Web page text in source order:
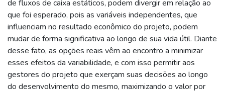
de fluxos de caixa estáticos, podem divergir em relação ao
que foi esperado, pois as variáveis independentes, que
influenciam no resultado econômico do projeto, podem
mudar de forma significativa ao longo de sua vida útil. Diante
desse fato, as opções reais vêm ao encontro a minimizar
esses efeitos da variabilidade, e com isso permitir aos
gestores do projeto que exerçam suas decisões ao longo
do desenvolvimento do mesmo, maximizando o valor por